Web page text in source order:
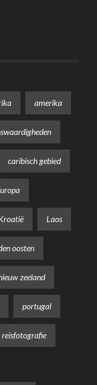
amerika
caribisch gebied
Laos
oosten
zeeland
portugal
reisfotografie